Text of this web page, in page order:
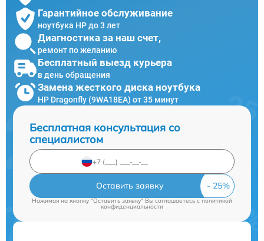
Гарантийное обслуживание
ноутбука HP до 3 лет
Диагностика за наш счет,
ремонт по желанию
Бесплатный выезд курьера
в день обращения
Замена жесткого диска ноутбука
HP Dragonfly (9WA18EA) от 35 минут
Бесплатная консультация со
специалистом
Оставить заявку
Нажимая на кнопку "Оставить заявку" Вы соглашаетесь cполитикой
конфиденциальности